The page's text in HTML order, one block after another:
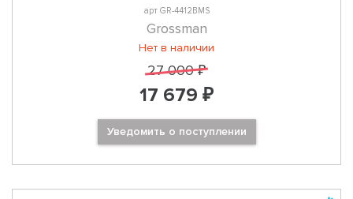
арт GR-4412BMS
Grossman
Нет в наличии
27 000 ₽
17 679 ₽
Уведомить о поступлении